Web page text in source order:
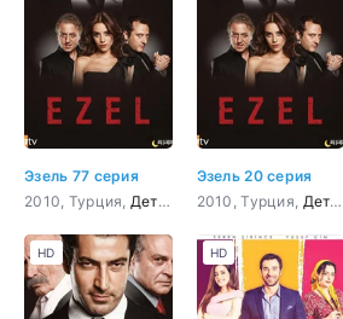
Эзель 77 серия
2010, Турция, Детектив ,Драма,Мелодрама
Эзель 20 серия
2010, Турция, Детектив
HD HD